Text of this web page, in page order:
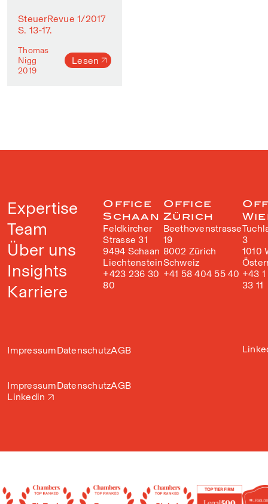
SteuerRevue 1/2017
S. 13-17.
Thomas
Nigg
2019
Lesen
Expertise
Team
Über uns
Insights
Karriere
ImpressumDatenschutzAGB
Office
Schaan
Feldkircher
Strasse 31
9494 Schaan
Liechtenstein
+423 236 30
80
Office
Zürich
Beethovenstrasse
19
8002 Zürich
Schweiz
+41 58 404 55 40
3
1010
+43
33 11
ImpressumDatenschutzAGB
Linkedin